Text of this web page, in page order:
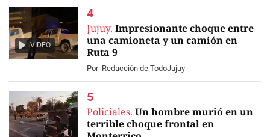
VIDEO
Jujuy. Impresionante choque entre
una camioneta y un camión en
Ruta 9
Por Redacción de TodoJujuy
Policiales. Un hombre murió en un
terrible choque frontal en